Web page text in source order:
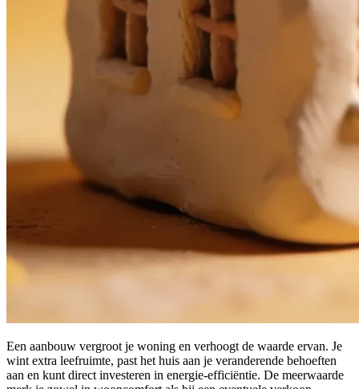
Een aanbouw vergroot je woning en verhoogt de waarde ervan. Je
wint extra leefruimte, past het huis aan je veranderende behoeften
aan en kunt direct investeren in energie-efficiëntie. De meerwaarde